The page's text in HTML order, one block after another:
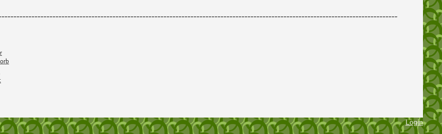
Login